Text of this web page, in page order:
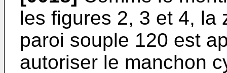
les figures 2, 3 et 4, la
paroi souple 120 est
autoriser le manchon